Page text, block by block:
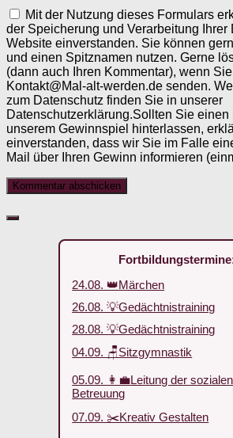
Mit der Nutzung dieses Formulars
der Speicherung und Verarbeitung Ihrer
Website einverstanden. Sie können
und einen Spitznamen nutzen. Gerne
(dann auch Ihren Kommentar), wenn
Kontakt@Mal-alt-werden.de senden.
zum Datenschutz finden Sie in unserer
Datenschutzerklärung.Sollten Sie einen
unserem Gewinnspiel hinterlassen,
einverstanden, dass wir Sie im Falle
Mail über Ihren Gewinn informieren
24.08. 👑Märchen
26.08. 💡Gedächtnistraining
28.08. 💡Gedächtnistraining
04.09. 🪑Sitzgymnastik
05.09. 👩‍💼Leitung der sozialen
Betreuung
07.09. ✂️Kreativ Gestalten